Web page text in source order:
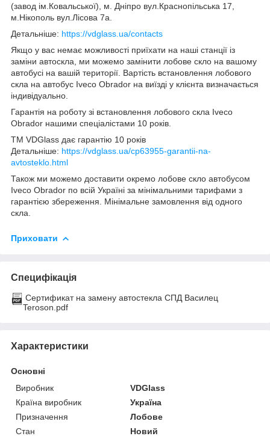
(завод ім.Ковальської), м. Дніпро вул.Краснопільська 17,
м.Нікополь вул.Лісова 7а.
Детальніше: https://vdglass.ua/contacts
Якщо у вас немає можливості приїхати на наші станції із
заміни автоскла, ми можемо замінити лобове скло на вашому
автобусі на вашій території. Вартість встановлення лобового
скла на автобус Iveco Obrador на виїзді у клієнта визначається
індивідуально.
Гарантія на роботу зі встановлення лобового скла Iveco
Obrador нашими спеціалістами 10 років.
TM VDGlass дає гарантію 10 років
Детальніше: https://vdglass.ua/cp63955-garantii-na-
avtosteklo.html
Також ми можемо доставити окремо лобове скло автобусом
Iveco Obrador по всій Україні за мінімальними тарифами з
гарантією збереження. Мінімальне замовлення від одного
скла.
Приховати
Специфікація
Сертификат на замену автостекла СПД Василец
Teroson.pdf
Характеристики
Основні
Виробник
VDGlass
Країна виробник
Україна
Призначення
Лобове
Стан
Новий